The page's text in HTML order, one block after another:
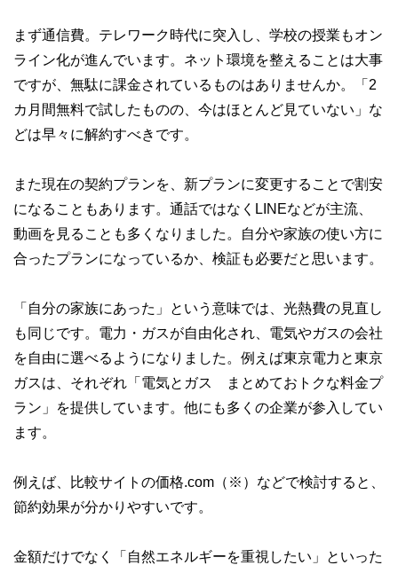
まず通信費。テレワーク時代に突入し、学校の授業もオン
ライン化が進んでいます。ネット環境を整えることは大事
ですが、無駄に課金されているものはありませんか。「2
カ月間無料で試したものの、今はほとんど見ていない」な
どは早々に解約すべきです。
また現在の契約プランを、新プランに変更することで割安
になることもあります。通話ではなくLINEなどが主流、
動画を見ることも多くなりました。自分や家族の使い方に
合ったプランになっているか、検証も必要だと思います。
「自分の家族にあった」という意味では、光熱費の見直し
も同じです。電力・ガスが自由化され、電気やガスの会社
を自由に選べるようになりました。例えば東京電力と東京
ガスは、それぞれ「電気とガス まとめておトクな料金プ
ラン」を提供しています。他にも多くの企業が参入してい
ます。
例えば、比較サイトの価格.com（※）などで検討すると、
節約効果が分かりやすいです。
金額だけでなく「自然エネルギーを重視したい」といった